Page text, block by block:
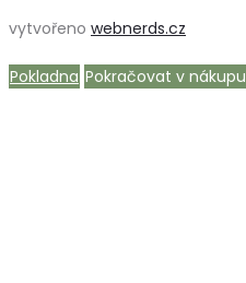
vytvořeno webnerds.cz
Pokladna Pokračovat v nákupu